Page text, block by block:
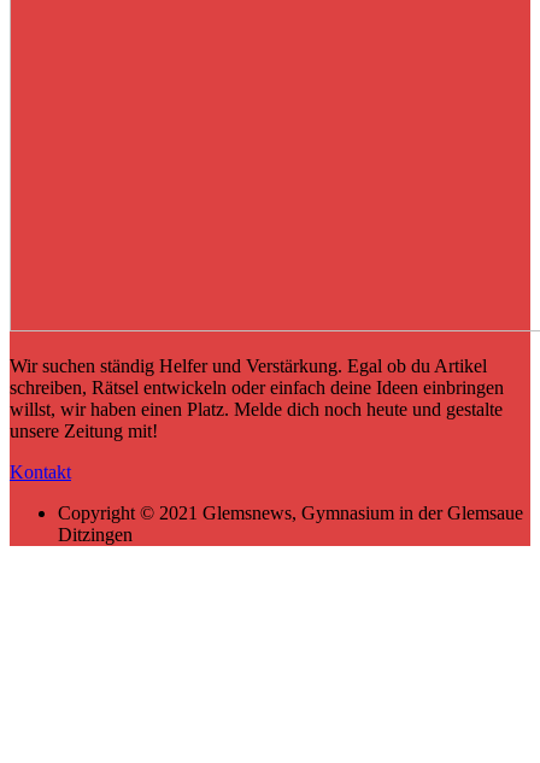
Wir suchen ständig Helfer und Verstärkung. Egal ob du Artikel
schreiben, Rätsel entwickeln oder einfach deine Ideen einbringen
willst, wir haben einen Platz. Melde dich noch heute und gestalte
unsere Zeitung mit!
Kontakt
Copyright © 2021 Glemsnews, Gymnasium in der Glemsaue
Ditzingen